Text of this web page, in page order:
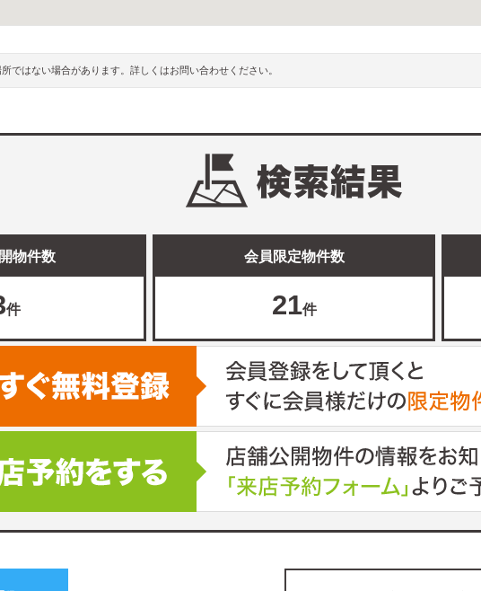
ではない場合があります。詳しくはお問い合わせください。
物件数
件
会員限定物件数
21件